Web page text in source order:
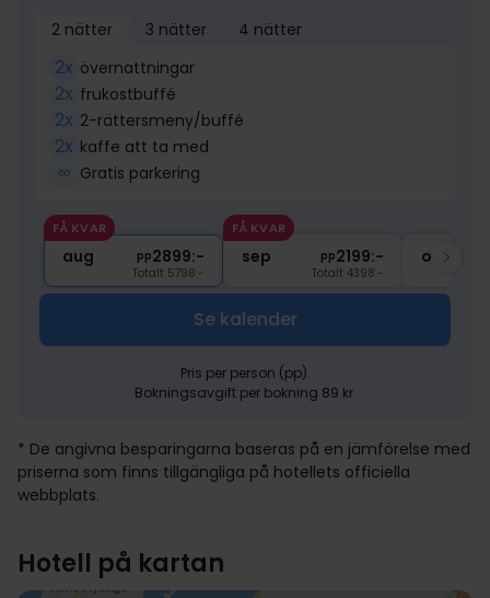
2 nätter 3 nätter 4 nätter
2x övernattningar
2x frukostbuffé
2x 2-rättersmeny/buffé
2x kaffe att ta med
∞ Gratis parkering
FÅ KVAR
aug pp2899:-
Totalt 5798:-
FÅ KVAR
sep pp2199:-
Totalt 4398:-
okt
Se kalender
Pris per person (pp).
Bokningsavgift per bokning 89 kr.
* De angivna besparingarna baseras på en jämförelse med
priserna som finns tillgängliga på hotellets officiella
webbplats.
Hotell på kartan